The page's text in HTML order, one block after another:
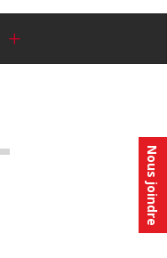
Nous joindre
+